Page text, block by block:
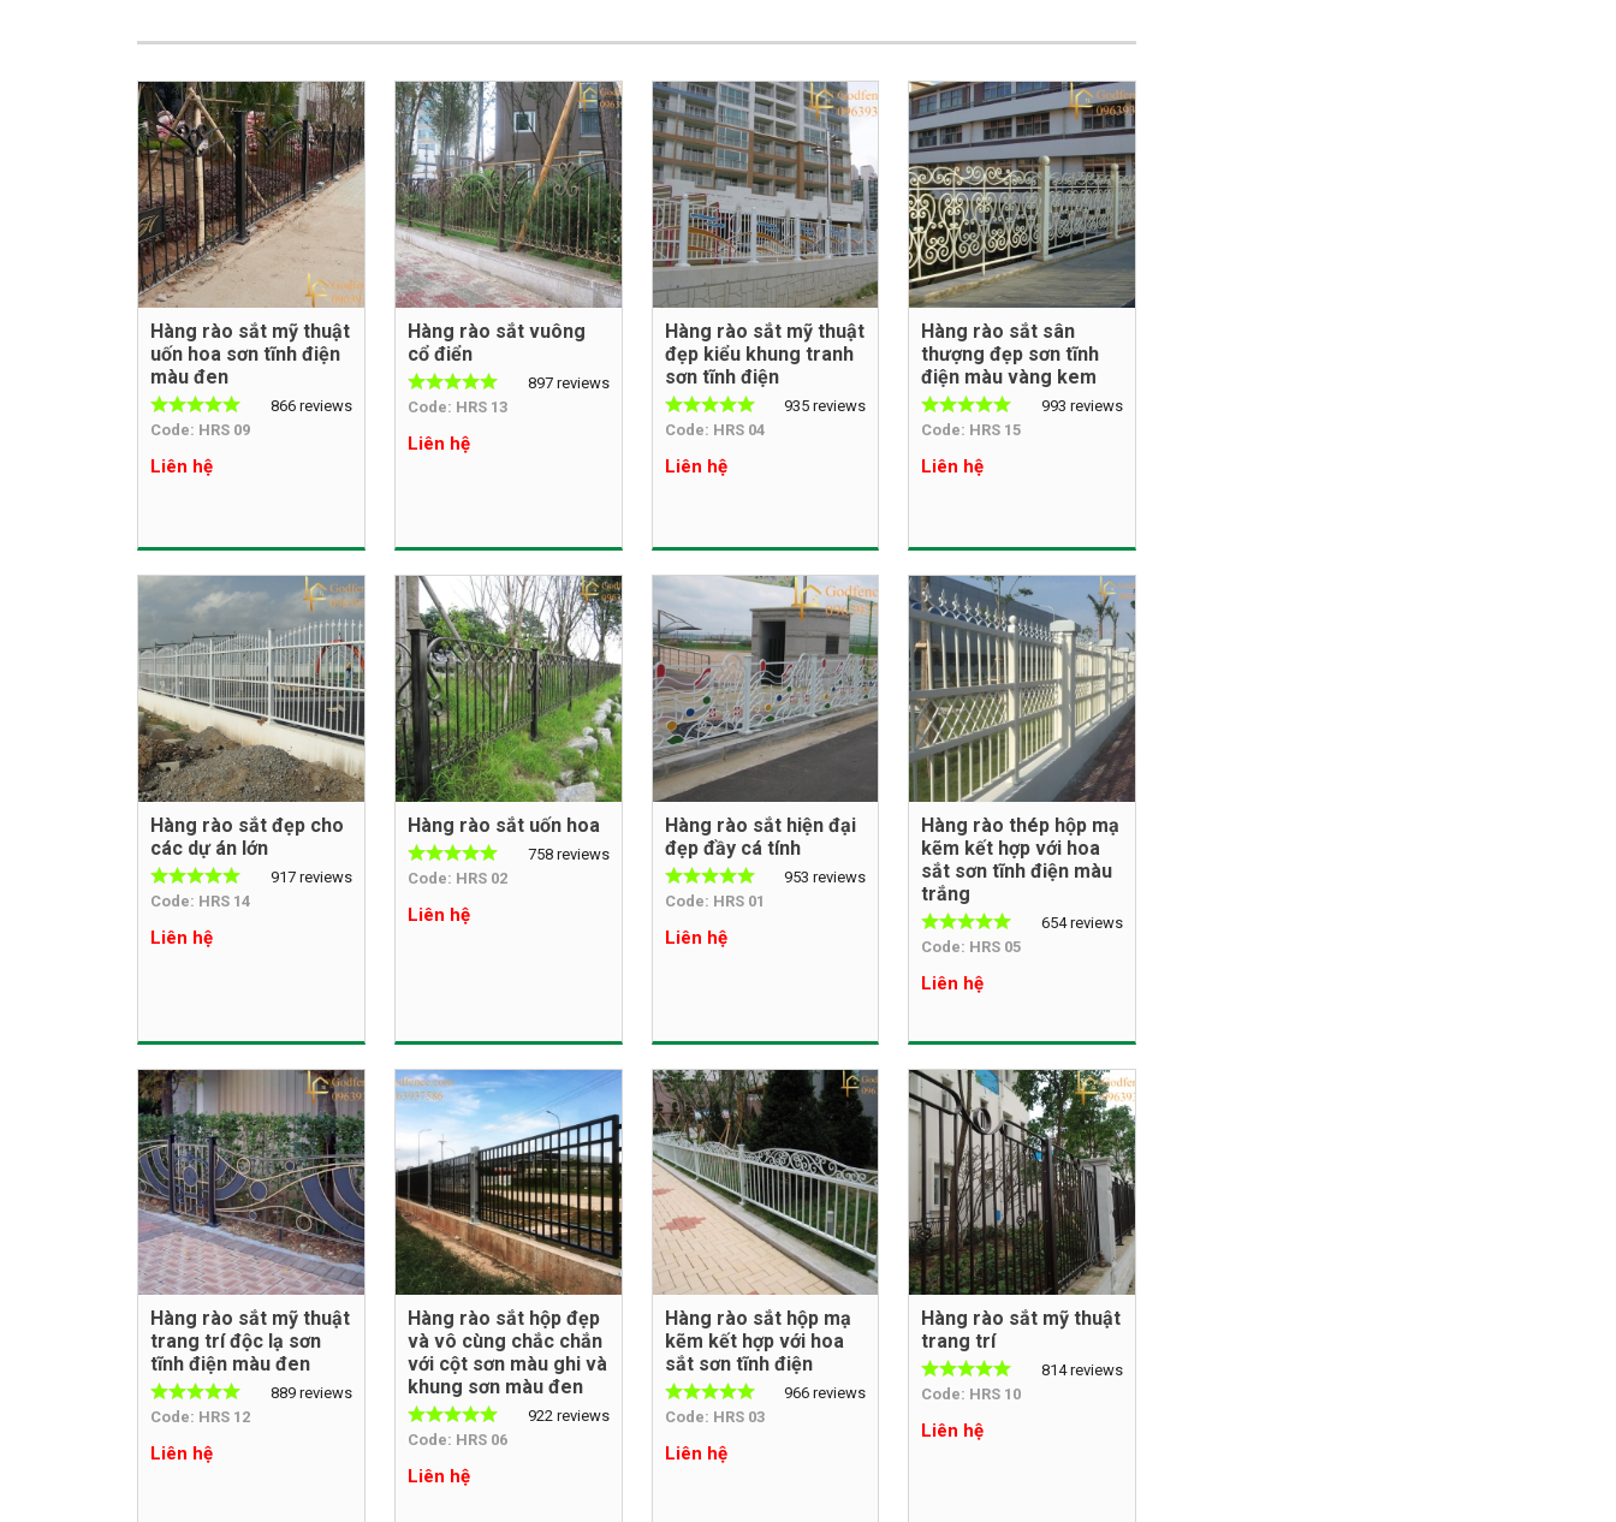
Hàng rào sắt mỹ thuật
uốn hoa sơn tĩnh điện
màu đen
866 reviews
Code: HRS 09
Liên hệ
Hàng rào sắt vuông
cổ điển
897 reviews
Code: HRS 13
Liên hệ
Hàng rào sắt mỹ thuật
đẹp kiểu khung tranh
sơn tĩnh điện
935 reviews
Code: HRS 04
Liên hệ
Hàng rào sắt sân
thượng đẹp sơn tĩnh
điện màu vàng kem
993 reviews
Code: HRS 15
Liên hệ
Hàng rào sắt đẹp cho
các dự án lớn
917 reviews
Code: HRS 14
Liên hệ
Hàng rào sắt uốn hoa
758 reviews
Code: HRS 02
Liên hệ
Hàng rào sắt hiện đại
đẹp đầy cá tính
953 reviews
Code: HRS 01
Liên hệ
Hàng rào thép hộp mạ
kẽm kết hợp với hoa
sắt sơn tĩnh điện màu
trắng
654 reviews
Code: HRS 05
Liên hệ
Hàng rào sắt mỹ thuật
trang trí độc lạ sơn
tĩnh điện màu đen
889 reviews
Code: HRS 12
Liên hệ
Hàng rào sắt hộp đẹp
và vô cùng chắc chắn
với cột sơn màu ghi và
khung sơn màu đen
922 reviews
Code: HRS 06
Liên hệ
Hàng rào sắt hộp mạ
kẽm kết hợp với hoa
sắt sơn tĩnh điện
966 reviews
Code: HRS 03
Liên hệ
Hàng rào sắt mỹ thuật
trang trí
814 reviews
Code: HRS 10
Liên hệ